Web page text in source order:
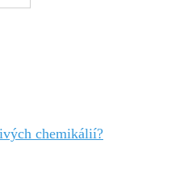
chemikálií?